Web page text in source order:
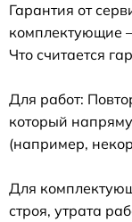
Гарантия от
комплектующие
Что считается
Для работ:
который
(например,
Для
строя, утрата